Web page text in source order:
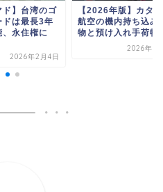
ド】台湾のゴ
ドは最長3年
、永住権に
2026年2月4日
【2026年版】カタ
航空の機内持ち込み
物と預け入れ手荷物
2026年1